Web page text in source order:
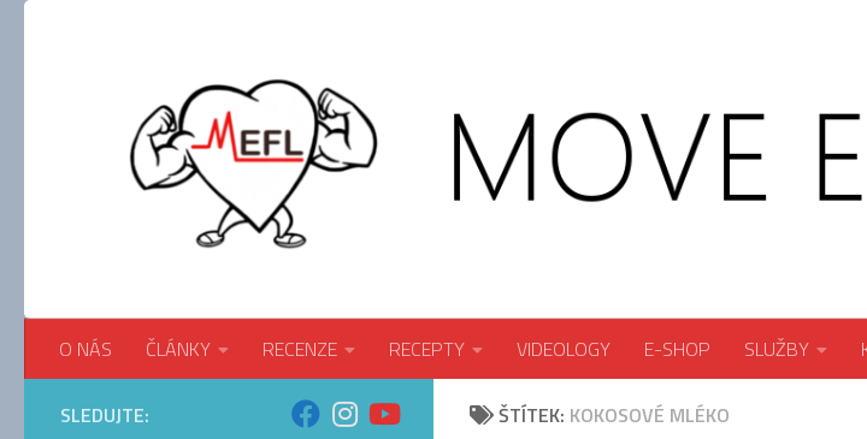
O NÁS ČLÁNKY RECENZE RECEPTY VIDEOLOGY E-SHOP SLUŽBY
ŠTÍTEK: KOKOSOVÉ MLÉKO
SLEDUJTE: